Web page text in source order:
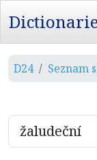
D24 Seznam